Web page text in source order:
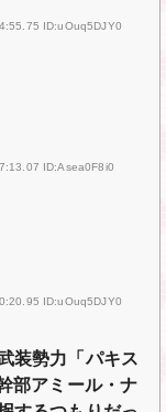
ID:uOuq5DJY0
ID:Asea0F8i0
ID:uOuq5DJY0
装勢力「パキス
部アミール・ナ